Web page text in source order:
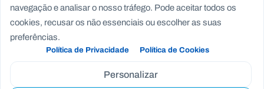
navegação e analisar o nosso tráfego. Pode aceitar todos os
cookies, recusar os não essenciais ou escolher as suas
preferências.
Política de Privacidade Política de Cookies
Personalizar